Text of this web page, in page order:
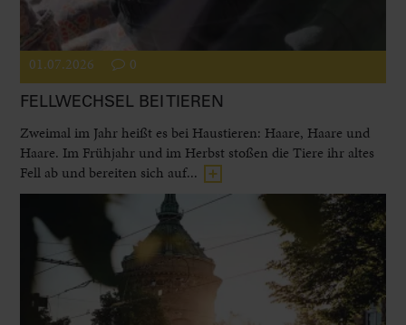
01.07.2026 0
FELLWECHSEL BEI TIEREN
Zweimal im Jahr heißt es bei Haustieren: Haare, Haare und
Haare. Im Frühjahr und im Herbst stoßen die Tiere ihr altes
Fell ab und bereiten sich auf...